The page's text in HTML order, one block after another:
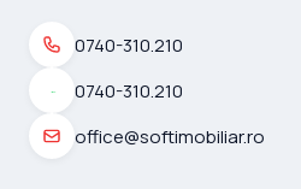
0740-310.210
0740-310.210
office@softimobiliar.ro